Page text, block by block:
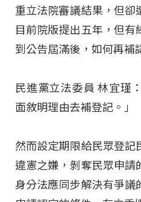
重立法院審議結果，但卻
目前院版提出五年，但
到公告屆滿後，如何再補
民進黨立法委員 林宜瑾
面敘明理由去補登記。」
然而設定期限給民眾登記
違憲之嫌，剝奪民眾申請
身分法應同步解決有爭議